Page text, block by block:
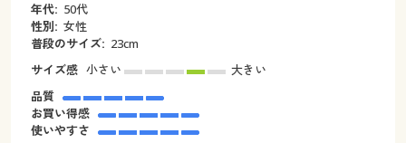
年代: 50代
性別: 女性
普段のサイズ: 23cm
サイズ感 小さい
大きい
品質
お買い得感
使いやすさ